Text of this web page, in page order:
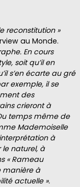
reconstitution »
au Monde.
En cours
soit qu’il en
s’en écarte au gré
exemple, il se
des
crieront à
temps même de
Mademoiselle
à
naturel, à
« Rameau
manière à
actuelle ».